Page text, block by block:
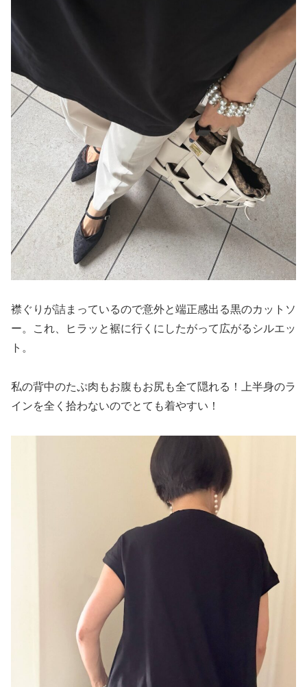
襟ぐりが詰まっているので意外と端正感出る黒のカットソ
ー。これ、ヒラッと裾に行くにしたがって広がるシルエッ
ト。
私の背中のたぷ肉もお腹もお尻も全て隠れる！上半身のラ
インを全く拾わないのでとても着やすい！